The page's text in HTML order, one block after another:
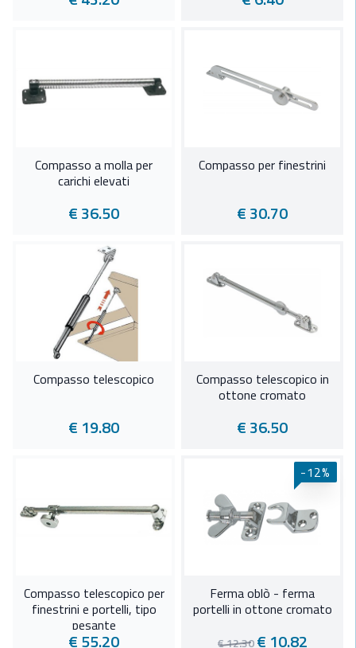
Compasso a molla per
carichi elevati
€ 36.50
Compasso per finestrini
€ 30.70
Compasso telescopico
€ 19.80
Compasso telescopico in
ottone cromato
€ 36.50
Compasso telescopico per
finestrini e portelli, tipo
pesante
€ 55.20
Ferma oblò - ferma
portelli in ottone cromato
€ 12.30€ 10.82
-12%